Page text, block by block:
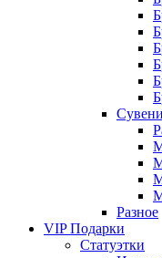
Разное
VIP Подарки
Статуэтки